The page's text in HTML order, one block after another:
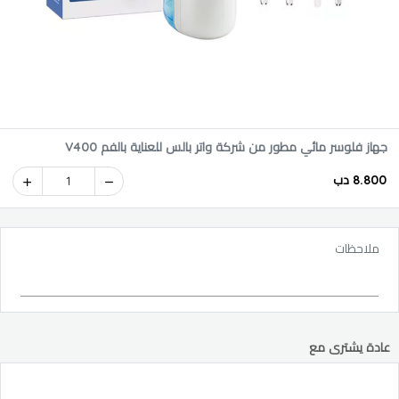
جهاز فلوسر مائي مطور من شركة واتر بالس للعناية بالفم V400
8.800 دب 1
ملاحظات
عادة يشترى مع